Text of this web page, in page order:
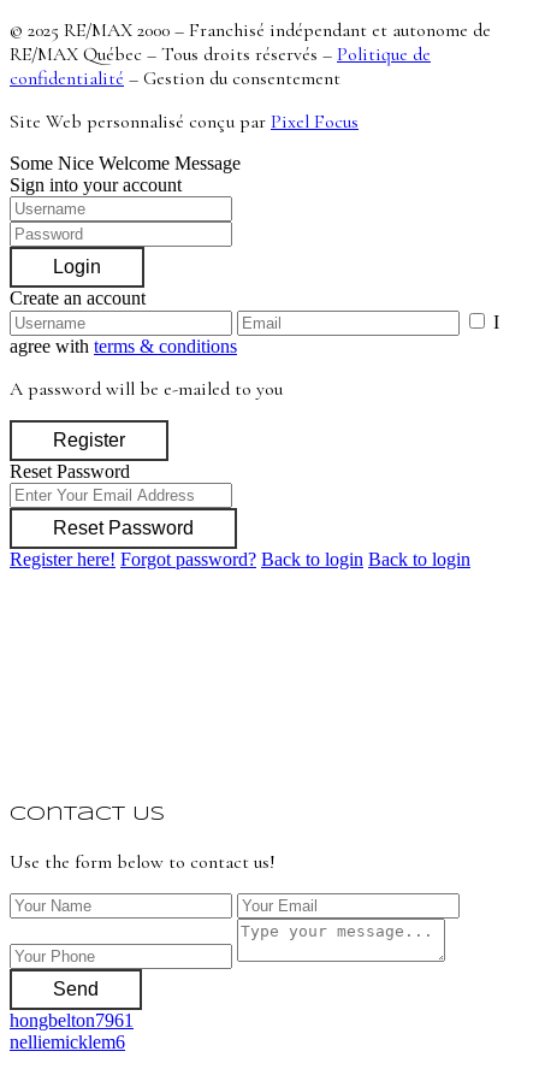
© 2025 RE/MAX 2000 – Franchisé indépendant et autonome de
RE/MAX Québec – Tous droits réservés – Politique de
confidentialité – Gestion du consentement
Site Web personnalisé conçu par Pixel Focus
Some Nice Welcome Message
Sign into your account
Login
Create an account
I
agree with terms & conditions
A password will be e-mailed to you
Register
Reset Password
Reset Password
Register here! Forgot password? Back to login Back to login
Contact Us
Use the form below to contact us!
Send
hongbelton7961
nelliemicklem6